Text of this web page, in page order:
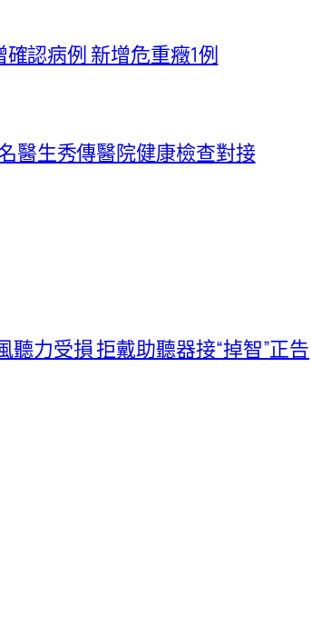
認病例 新增危重癥1例
醫生秀傳醫院健康檢查對接
力受損 拒戴助聽器接“掉智”正告